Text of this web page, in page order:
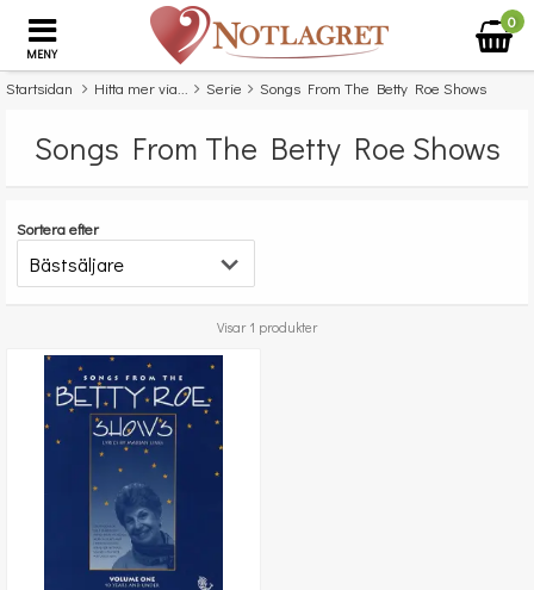
MENY
0
Startsidan Hitta mer via... Serie Songs From The Betty Roe Shows
Songs From The Betty Roe Shows
Sortera efter
Visar 1 produkter